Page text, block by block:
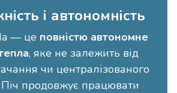
і автономність
— це повністю автономне
, яке не залежить від
чи централізованого
продовжує працювати